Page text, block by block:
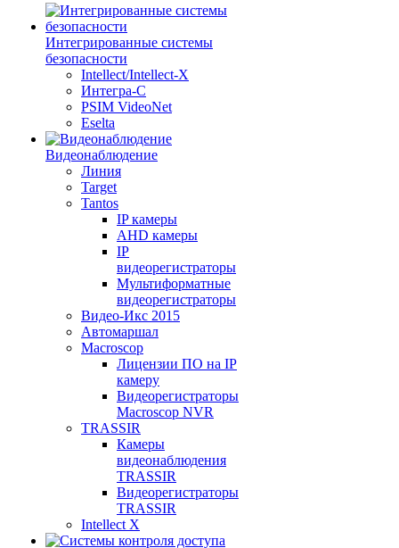
Интегрированные системы
безопасности
Intellect/Intellect-X
Интегра-С
PSIM VideoNet
Eselta
Видеонаблюдение
Линия
Target
Tantos
IP камеры
AHD камеры
IP
видеорегистраторы
Мультиформатные
видеорегистраторы
Видео-Икс 2015
Автомаршал
Macroscop
Лицензии ПО на IP
камеру
Видеорегистраторы
Macroscop NVR
TRASSIR
Камеры
видеонаблюдения
TRASSIR
Видеорегистраторы
TRASSIR
Intellect X